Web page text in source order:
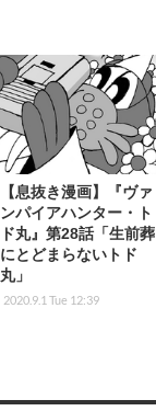
【息抜き漫画】『ヴァ
ンパイアハンター・ト
ド丸』第28話「生前葬
にとどまらないトド
丸」
2020.9.1 Tue 12:39